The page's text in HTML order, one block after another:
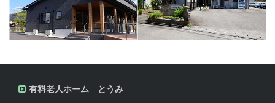
有料老人ホーム とうみ